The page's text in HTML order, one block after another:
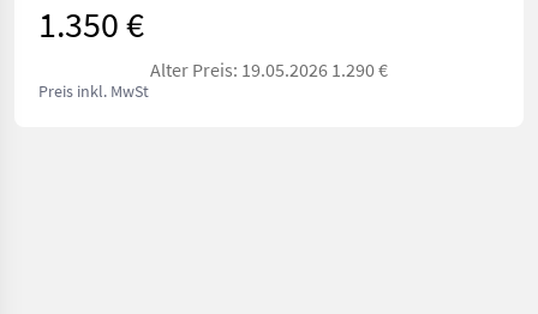
1.350 €
Alter Preis: 19.05.2026 1.290 €
Preis inkl. MwSt